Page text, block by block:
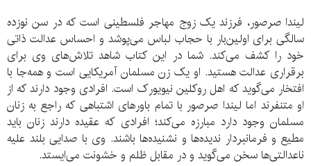
لیندا صرصور، فرزند یک زوج مهاجر فلسطینی است که در سن نوزده
سالگی برای اولین‌بار با حجاب لباس می‌پوشد و احساس عدالت ذاتی
خود را کشف می‌کند. شما در این کتاب شاهد تلاش‌های وی برای
برقراری عدالت هستید. او یک زن مسلمان آمریکایی است و همه‌جا با
افتخار می‌گوید که اهل روکلین نیویورک است. افرادی وجود دارند که از
او متنفرند اما لیندا صرصور با تمام باورهای اشتباهی که راجع به زنان
مسلمان وجود دارد مبارزه می‌کند؛ افرادی که عقیده دارند زنان باید
مطیع و فرمانبردار ندیده‌ها و نشنیده‌ها باشند. وی با صدایی بلند علیه
ناعدالتی‌ها سخن می‌گوید و در مقابل ظلم و خشونت می‌ایستد.